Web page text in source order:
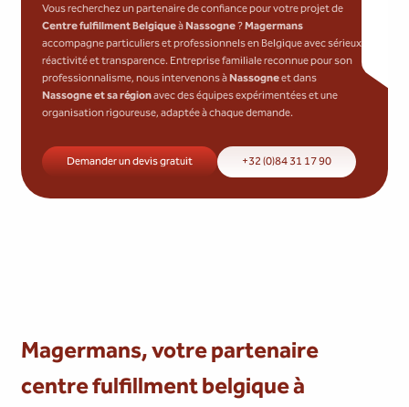
Vous recherchez un partenaire de confiance pour votre projet de
Centre fulfillment BelgiqueàNassogne ?Magermans
accompagne particuliers et professionnels en Belgique avec sérieux,
réactivité et transparence. Entreprise familiale reconnue pour son
professionnalisme, nous intervenons àNassogneet dans
Nassogne et sa régionavec des équipes expérimentées et une
organisation rigoureuse, adaptée à chaque demande.
Demander un devis gratuit +32 (0)84 31 17 90
Magermans, votre partenaire
centre fulfillment belgique à